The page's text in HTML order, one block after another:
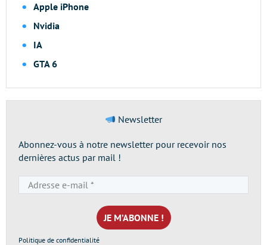
Apple iPhone
Nvidia
IA
GTA 6
Newsletter
Abonnez-vous à notre newsletter pour recevoir nos
dernières actus par mail !
e-
mail
*
Politique de confidentialité